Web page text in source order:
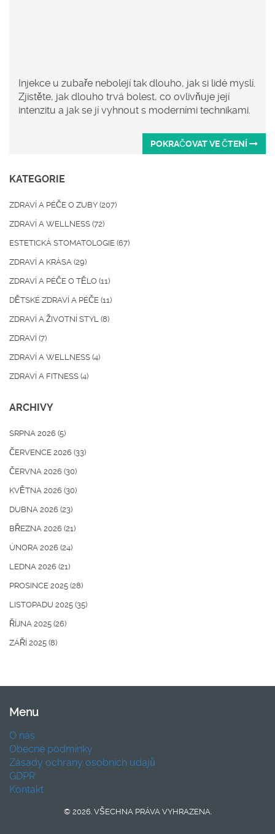
Injekce u zubaře nebolejí tak dlouho, jak si lidé myslí.
Zjistěte, jak dlouho trvá bolest, co ovlivňuje její
intenzitu a jak se jí vyhnout s moderními technikami.
POKRAČOVAT VE ČTENÍ
KATEGORIE
ZDRAVÍ A PÉČE O ZUBY (207)
ZDRAVÍ A WELLNESS (72)
ESTETICKÁ STOMATOLOGIE (67)
ZDRAVÍ A KRÁSA (29)
ZDRAVÍ A PÉČE O TĚLO (11)
DĚTSKÉ ZDRAVÍ A PÉČE (11)
ZDRAVÍ A ŽIVOTNÍ STYL (8)
ZDRAVÍ (7)
ZDRAVÍ A WELLNESS (4)
ZDRAVÍ A FITNESS (4)
ARCHIVY
SRPNA 2026 (5)
ČERVENCE 2026 (33)
ČERVNA 2026 (30)
KVĚTNA 2026 (30)
DUBNA 2026 (23)
BŘEZNA 2026 (21)
ÚNORA 2026 (24)
LEDNA 2026 (21)
PROSINCE 2025 (28)
LISTOPADU 2025 (35)
ŘÍJNA 2025 (26)
ZÁŘÍ 2025 (8)
Menu
O nás
Obecné podmínky
Zásady ochrany osobních údajů
GDPR
Kontakt
© 2026. VŠECHNA PRÁVA VYHRAZENA.